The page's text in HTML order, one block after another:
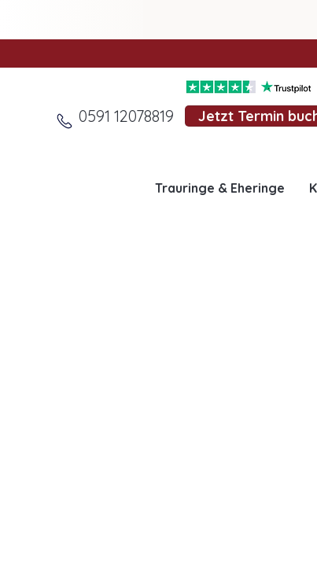
0591 12078819 Jetzt Termin
Trauringe & Eheringe